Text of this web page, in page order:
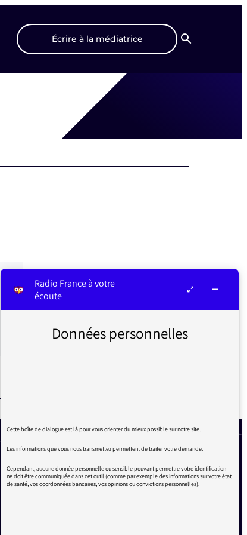
Écrire à la médiatrice
Recherche
Radio France à votre
écoute
Données personnelles
Cette boîte de dialogue est là pour vous orienter du mieux possible sur notre site.
Les informations que vous nous transmettez permettent de traiter votre demande.
Cependant, aucune donnée personnelle ou sensible pouvant permettre votre identification
ne doit être communiquée dans cet outil (comme par exemple des informations sur votre état
de santé, vos coordonnées bancaires, vos opinions ou convictions personnelles).